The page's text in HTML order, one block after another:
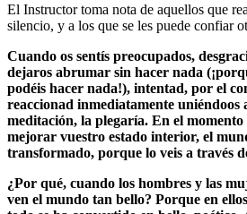
El Instructor toma nota de aquellos que
silencio, y a los que se les puede confiar
Cuando os sentís preocupados,
dejaros abrumar sin hacer nada
podéis hacer nada!), intentad, por el
reaccionad inmediatamente uniéndoos
meditación, la plegaría. En el momento
mejorar vuestro estado interior, el
transformado, porque lo veis a través
¿Por qué, cuando los hombres y las
ven el mundo tan bello? Porque en